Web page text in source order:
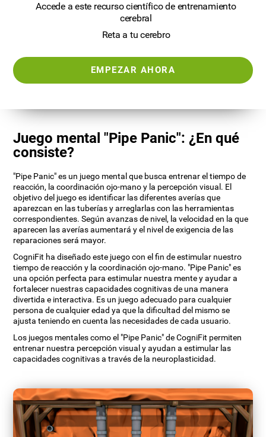
Accede a este recurso científico de entrenamiento
cerebral
Reta a tu cerebro
EMPEZAR AHORA
Juego mental "Pipe Panic": ¿En qué
consiste?
"Pipe Panic" es un juego mental que busca entrenar el tiempo de
reacción, la coordinación ojo-mano y la percepción visual. El
objetivo del juego es identificar las diferentes averías que
aparezcan en las tuberías y arreglarlas con las herramientas
correspondientes. Según avanzas de nivel, la velocidad en la que
aparecen las averías aumentará y el nivel de exigencia de las
reparaciones será mayor.
CogniFit ha diseñado este juego con el fin de estimular nuestro
tiempo de reacción y la coordinación ojo-mano. "Pipe Panic" es
una opción perfecta para estimular nuestra mente y ayudar a
fortalecer nuestras capacidades cognitivas de una manera
divertida e interactiva. Es un juego adecuado para cualquier
persona de cualquier edad ya que la dificultad del mismo se
ajusta teniendo en cuenta las necesidades de cada usuario.
Los juegos mentales como el "Pipe Panic" de CogniFit permiten
entrenar nuestra percepción visual y ayudan a estimular las
capacidades cognitivas a través de la neuroplasticidad.